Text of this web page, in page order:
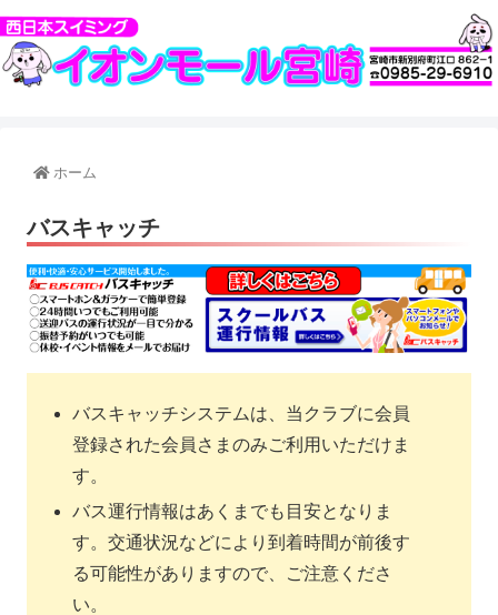
ホーム
バスキャッチ
バスキャッチシステムは、当クラブに会員
登録された会員さまのみご利用いただけま
す。
バス運行情報はあくまでも目安となりま
す。交通状況などにより到着時間が前後す
る可能性がありますので、ご注意くださ
い。